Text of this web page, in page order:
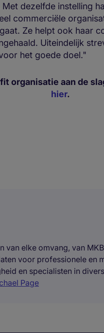
dezelfde instelling
commerciële
Ze helpt ook haar
Uiteindelijk
het goede doel."
organisatie aan de
hier.
van elke omvang, van
voor professionele en
en specialisten in
Page